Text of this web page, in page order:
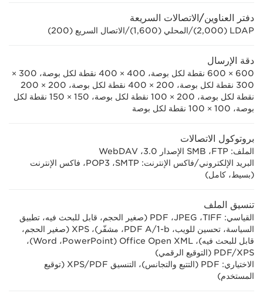
دفتر العناوين/الاتصالات السريعة
LDAP ‏(2,000)/المحلي (1,600)/الاتصال السريع (200)
دقة الإرسال
600 × 600 نقطة لكل بوصة، 400 × 400 نقطة لكل بوصة، 300 ×
300 نقطة لكل بوصة، 200 × 400 نقطة لكل بوصة، 200 × 200
نقطة لكل بوصة، 200 × 100 نقطة لكل بوصة، 150 × 150 نقطة لكل
بوصة، 100 × 100 نقطة لكل بوصة
بروتوكول الاتصالات
الملف: FTP‏، SMB الإصدار 3.0‏، WebDAV
البريد الإلكتروني/فاكس الإنترنت: SMTP‏، POP3، فاكس الإنترنت
(بسيط، كامل)
تنسيق الملف
القياسي: TIFF‏، JPEG‏، PDF (صغير الحجم، قابل للبحث فيه، تطبيق
السياسة، تحسين للويب، PDF A/1-b، مشفّر)، XPS (صغير الحجم،
قابل للبحث فيه)، Office Open XML ‏(PowerPoint‏، Word)،
PDF/XPS (التوقيع الرقمي)
الاختياري: PDF (التتبع والتجانس)، التنسيق PDF‏/XPS (توقيع
المستخدم)